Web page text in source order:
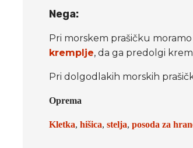
Nega:
Pri morskem prašičku
kremplje, da ga predolgi
Pri dolgodlakih morskih
Oprema
Kletka,hišica,stelja,posoda za